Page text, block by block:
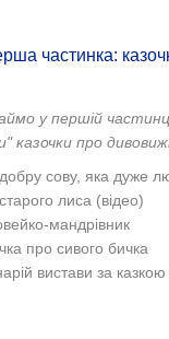
частинка:
у першій
казочки про
сову, яка дуже
лиса (відео)
мандрівник
про сивого бичка
вистави за